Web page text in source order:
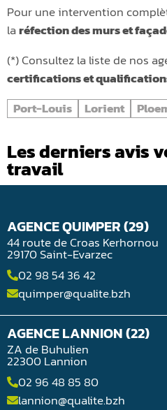
Pour une intervention
laréfection des murs et
(*) Consultez la liste de nos
certifications et
Port-Louis
Lorient
Les derniers avis
travail
AGENCE QUIMPER (29)
44 route de Croas Kerhornou
29170 Saint-Evarzec
02 98 54 36 42
quimper@qualite.bzh
AGENCE LANNION (22)
ZA de Buhulien
22300 Lannion
02 96 48 85 80
lannion@qualite.bzh